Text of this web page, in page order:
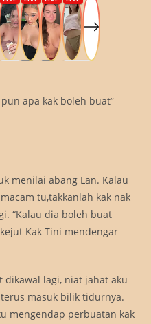
apa kak boleh buat”
menilai abang Lan. Kalau
tu,takkanlah kak nak
“Kalau dia boleh buat
Kak Tini mendengar
dikawal lagi, niat jahat aku
masuk bilik tidurnya.
mengendap perbuatan kak